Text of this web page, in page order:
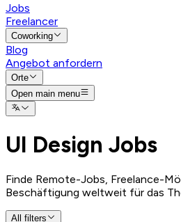
Jobs
Freelancer
Coworking
Blog
Angebot anfordern
Orte
Open main menu
UI Design Jobs
Finde Remote-Jobs, Freelance-
Beschäftigung weltweit für das
All filters